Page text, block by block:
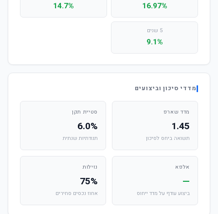
16.97%
14.7%
5 שנים
9.1%
מדדי סיכון וביצועים
מדד שארפ
1.45
תשואה ביחס לסיכון
סטיית תקן
6.0%
תנודתיות שנתית
אלפא
—
ביצוע עודף על מדד ייחוס
נזילות
75%
אחוז נכסים סחירים